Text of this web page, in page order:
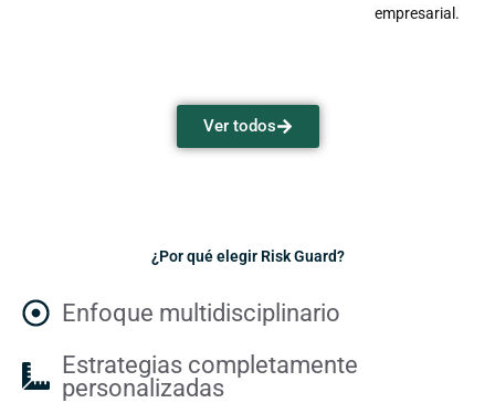
empresarial.
Ver todos
¿Por qué elegir Risk Guard?
Enfoque multidisciplinario
Estrategias completamente
personalizadas